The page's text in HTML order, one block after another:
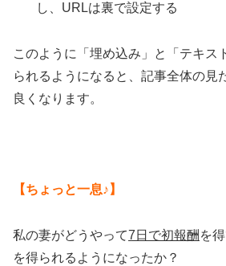
し、URLは裏で設定する
このように「埋め込み」と「テキス
られるようになると、記事全体の見
良くなります。
【ちょっと一息♪】
私の妻がどうやって7日で初報酬 を
を得られるようになったか？